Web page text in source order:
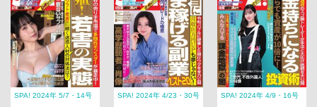
SPA! 2024年 5/7・14号 SPA! 2024年 4/23・30号 SPA! 2024年 4/9・16号